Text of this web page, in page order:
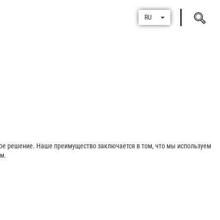
Поиск
RU
решение. Наше преимущество заключается в том, что мы используем